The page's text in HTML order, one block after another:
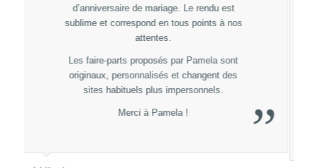
on ne pouvais pas espérer mieux pour nos
faires parts de mariage totalement adapté ,
Je recommande à 1000% sans hésitez les
”